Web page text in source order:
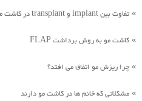
» تفاوت بین implant و transplant در کاشت مو
» کاشت مو به روش برداشت FLAP
» چرا ریزش مو اتفاق می افتد؟
» مشکلاتی که خانم ها در کاشت مو دارند